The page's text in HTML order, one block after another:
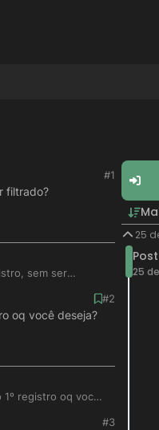
#1
filtrado?
sem ser
#2
oq você deseja?
registro oq você
#3
25
25